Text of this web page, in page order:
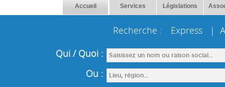
Accueil Services Législations